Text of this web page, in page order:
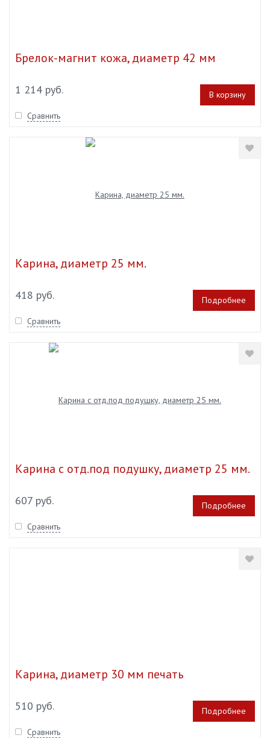
Брелок-магнит кожа, диаметр 42 мм
1 214 руб.
В корзину
Сравнить
Карина, диаметр 25 мм.
418 руб.
Подробнее
Сравнить
Карина с отд.под подушку, диаметр 25 мм.
607 руб.
Подробнее
Сравнить
Карина, диаметр 30 мм печать
510 руб.
Подробнее
Сравнить